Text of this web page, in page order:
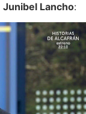
Junibel Lancho: